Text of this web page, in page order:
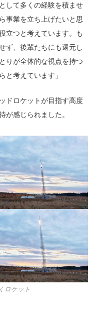
して多くの経験を積ませ
事業を立ち上げたいと思
立つと考えています。も
ず、後輩たちにも還元し
りが全体的な視点を持つ
と考えています」
ドロケットが目指す高度
が感じられました。
ロケット